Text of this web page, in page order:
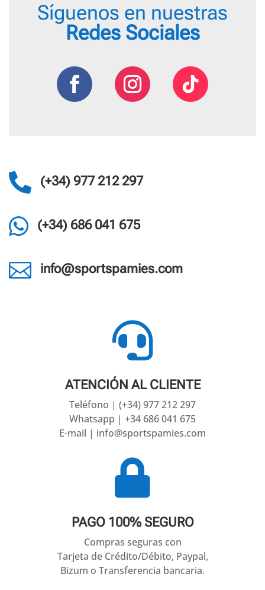
Síguenos en nuestras
Redes Sociales
 (+34) 977 212 297
 (+34) 686 041 675
 info@sportspamies.com

ATENCIÓN AL CLIENTE
Teléfono | (+34) 977 212 297
Whatsapp | +34 686 041 675
E-mail | info@sportspamies.com

PAGO 100% SEGURO
Compras seguras con
Tarjeta de Crédito/Débito, Paypal,
Bizum o Transferencia bancaria.